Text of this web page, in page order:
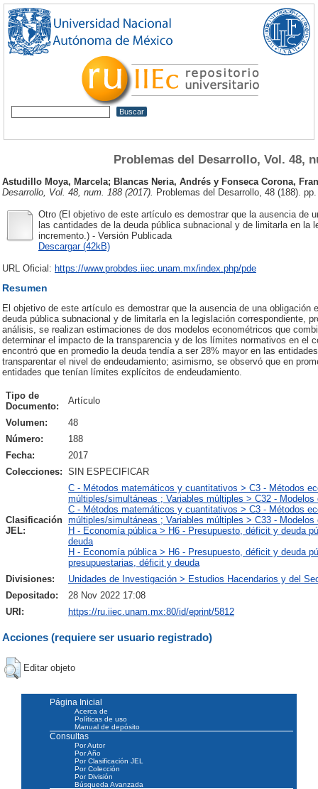
Problemas del Desarrollo, Vol. 48,
Astudillo Moya, Marcela; Blancas Neria, Andrés y Fonseca Corona,
Desarrollo, Vol. 48, num. 188 (2017).
Problemas del Desarrollo, 48 (188).
Otro (El objetivo de este artículo es demostrar que la ausencia de
las cantidades de la deuda pública subnacional y de limitarla en la
incremento.) - Versión Publicada
Descargar (42kB)
URL Oficial: https://www.probdes.iiec.unam.mx/index.php/pde
Resumen
El objetivo de este artículo es demostrar que la ausencia de una obligación
deuda pública subnacional y de limitarla en la legislación correspondiente,
análisis, se realizan estimaciones de dos modelos econométricos que
determinar el impacto de la transparencia y de los límites normativos en el
encontró que en promedio la deuda tendía a ser 28% mayor en las
transparentar el nivel de endeudamiento; asimismo, se observó que en
entidades que tenían límites explícitos de endeudamiento.
Tipo de
Documento:
Artículo
Volumen:
48
Número:
188
Fecha:
2017
Colecciones: SIN ESPECIFICAR
Clasificación
JEL:
C - Métodos matemáticos y cuantitativos > C3 - Métodos
múltiples/simultáneas ; Variables múltiples > C32 - Modelos
C - Métodos matemáticos y cuantitativos > C3 - Métodos
múltiples/simultáneas ; Variables múltiples > C33 - Modelos
H - Economía pública > H6 - Presupuesto, déficit y deuda
deuda
H - Economía pública > H6 - Presupuesto, déficit y deuda
presupuestarias, déficit y deuda
Divisiones:
Unidades de Investigación > Estudios Hacendarios y del
Depositado:
28 Nov 2022 17:08
URI:
https://ru.iiec.unam.mx:80/id/eprint/5812
Acciones (requiere ser usuario registrado)
Editar objeto
Página Inicial
Acerca de
Políticas de uso
Manual de depósito
Consultas
Por Autor
Por Año
Por Clasificación JEL
Por Colección
Por División
Búsqueda Avanzada